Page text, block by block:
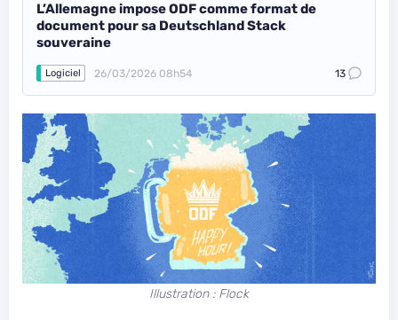
L’Allemagne impose ODF comme format de
document pour sa Deutschland Stack
souveraine
Logiciel 26/03/2026 08h54 13
Illustration : Flock